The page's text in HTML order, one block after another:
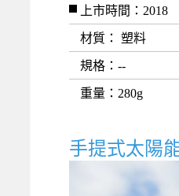
上市時間：2018
材質 ： 塑料
規格 ：--
重量 ：280g
手提式太陽